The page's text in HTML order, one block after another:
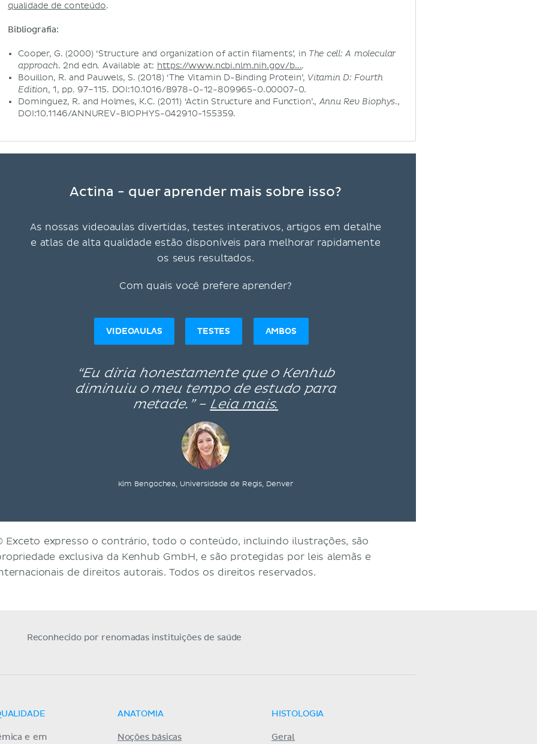
qualidade de conteúdo.
Bibliografia:
Cooper, G. (2000) ‘Structure and organization of actin filaments’, in The cell: A molecular
approach. 2nd edn. Available at: https://www.ncbi.nlm.nih.gov/b....
Bouillon, R. and Pauwels, S. (2018) ‘The Vitamin D-Binding Protein’, Vitamin D: Fourth
Edition, 1, pp. 97–115. DOI:10.1016/B978-0-12-809965-0.00007-0.
Dominguez, R. and Holmes, K.C. (2011) ‘Actin Structure and Function’., Annu Rev Biophys.,
DOI:10.1146/ANNUREV-BIOPHYS-042910-155359.
Actina - quer aprender mais sobre isso?
As nossas videoaulas divertidas, testes interativos, artigos em detalhe
e atlas de alta qualidade estão disponíveis para melhorar rapidamente
os seus resultados.
Com quais você prefere aprender?
VIDEOAULAS TESTES AMBOS
“Eu diria honestamente que o Kenhub
diminuiu o meu tempo de estudo para
metade.” – Leia mais.
Kim Bengochea, Universidade de Regis, Denver
Exceto expresso o contrário, todo o conteúdo, incluindo ilustrações, são
exclusiva da Kenhub GmbH, e são protegidas por leis alemãs e
de direitos autorais. Todos os direitos reservados.
Reconhecido por renomadas instituições de saúde
e em
ANATOMIA
Noções básicas
HISTOLOGIA
Geral